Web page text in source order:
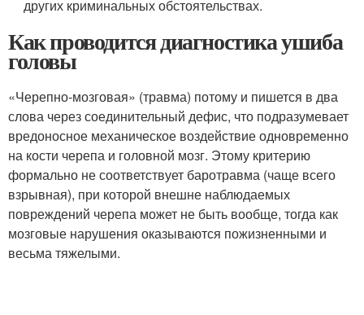
других криминальных обстоятельствах.
Как проводится диагностика ушиба
головы
«Черепно-мозговая» (травма) потому и пишется в два
слова через соединительный дефис, что подразумевает
вредоносное механическое воздействие одновременно
на кости черепа и головной мозг. Этому критерию
формально не соответствует баротравма (чаще всего
взрывная), при которой внешне наблюдаемых
повреждений черепа может не быть вообще, тогда как
мозговые нарушения оказываются пожизненными и
весьма тяжелыми.